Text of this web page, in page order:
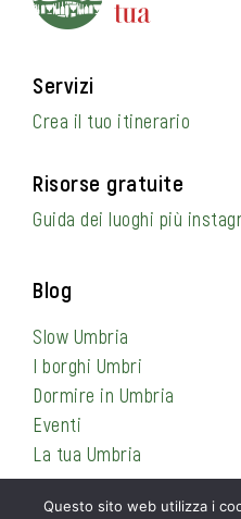
Servizi
Crea il tuo itinerario
Risorse gratuite
Guida dei luoghi più
Blog
Slow Umbria
I borghi Umbri
Dormire in Umbria
Eventi
La tua Umbria
Questo sito web utilizza i